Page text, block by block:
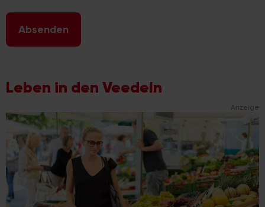
Leben in den Veedeln
Anzeige